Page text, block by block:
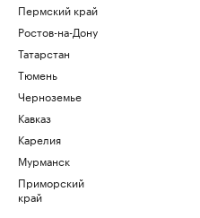
Пермский край
Ростов-на-Дону
Татарстан
Тюмень
Черноземье
Кавказ
Карелия
Мурманск
Приморский
край